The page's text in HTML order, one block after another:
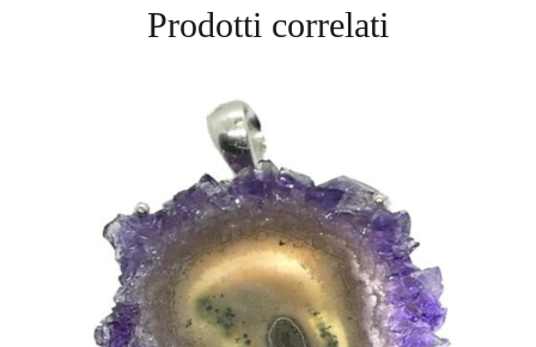
Prodotti correlati